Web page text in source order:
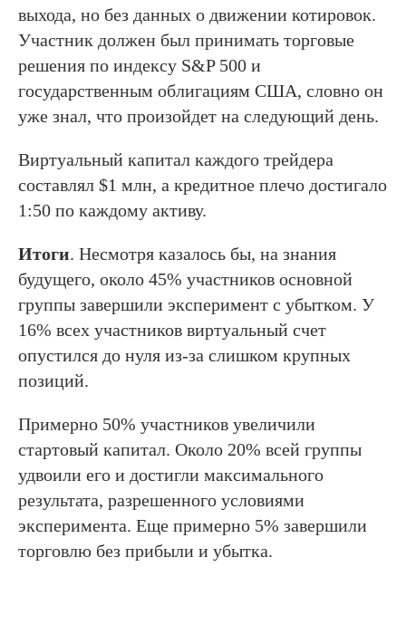
выхода, но без данных о движении котировок.
Участник должен был принимать торговые
решения по индексу S&P 500 и
государственным облигациям США, словно он
уже знал, что произойдет на следующий день.
Виртуальный капитал каждого трейдера
составлял $1 млн, а кредитное плечо достигало
1:50 по каждому активу.
Итоги. Несмотря казалось бы, на знания
будущего, около 45% участников основной
группы завершили эксперимент с убытком. У
16% всех участников виртуальный счет
опустился до нуля из-за слишком крупных
позиций.
Примерно 50% участников увеличили
стартовый капитал. Около 20% всей группы
удвоили его и достигли максимального
результата, разрешенного условиями
эксперимента. Еще примерно 5% завершили
торговлю без прибыли и убытка.